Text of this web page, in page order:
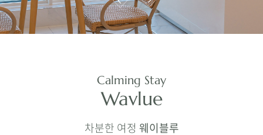
Calming Stay
Wavlue
차분한 여정 웨이블루